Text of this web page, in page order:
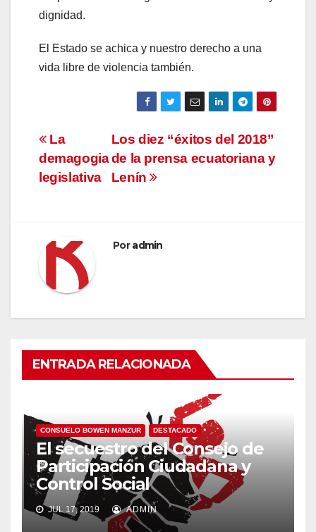
dignidad.
El Estado se achica y nuestro derecho a una
vida libre de violencia también.
Navegación
de
entradas
Los diez “éxitos del 2018”
de la prensa ecuatoriana y
Lenín
La
demagogia
legislativa
Poradmin
ENTRADA RELACIONADA
CONSUELO BOWEN MANZUR DESTACADO
El secuestro del Consejo de
Participación Ciudadana y
Control Social
JUL 17, 2019 ADMIN